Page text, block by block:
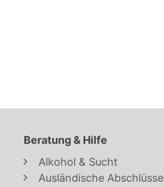
Beratung & Hilfe
Alkohol & Sucht
Ausländische Abschlüsse